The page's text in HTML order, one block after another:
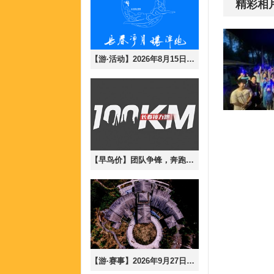
【游·活动】2026年8月15日长春净月大环潭8月半马训练赛！（含参与说明）
【早鸟价】团队争锋，奔跑无界-2026年9月19日长春100公里接力跑！
【游·赛事】2026年9月27日秘径长白，寻风沐林-长白山森氧mix跑！
精彩相